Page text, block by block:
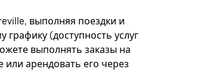
выполняя поездки и
графику (доступность услуг
выполнять заказы на
арендовать его через